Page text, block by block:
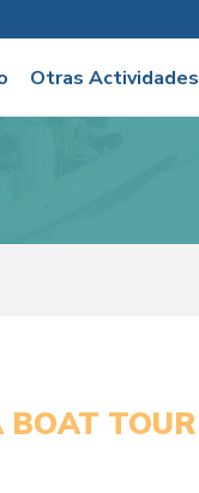
Otras Actividades
BOAT TOUR